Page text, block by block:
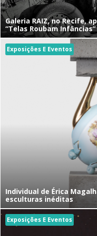
Galeria RAIZ, no Recife,
“Telas Roubam Infâncias”
Exposições E Eventos
Individual de Érica
esculturas inéditas
Exposições E Eventos